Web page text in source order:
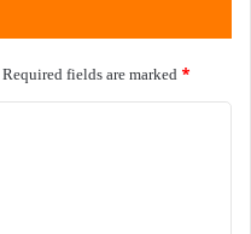
Required fields are marked *